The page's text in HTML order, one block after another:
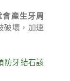
產生牙周
破壞，加速
防牙結石該